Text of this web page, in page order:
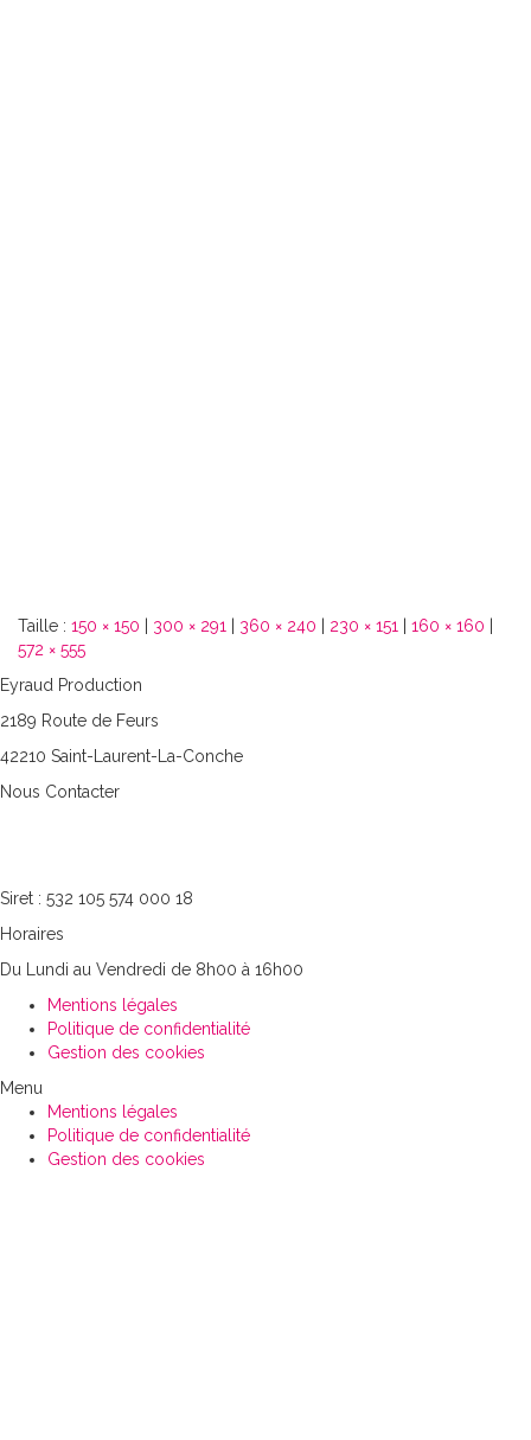
Taille : 150 × 150 300 × 291 360 × 240 230 × 151 160 × 160
572 × 555
Eyraud Production
2189 Route de Feurs
42210 Saint-Laurent-La-Conche
Nous Contacter
Siret : 532 105 574 000 18
Horaires
Du Lundi au Vendredi de 8h00 à 16h00
Mentions légales
Politique de confidentialité
Gestion des cookies
Menu
Mentions légales
Politique de confidentialité
Gestion des cookies